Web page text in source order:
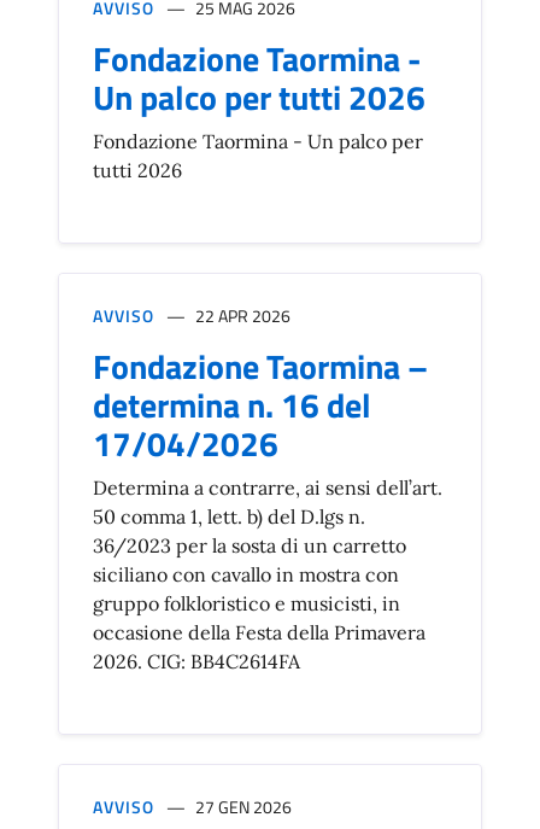
AVVISO 25 MAG 2026
Fondazione Taormina -
Un palco per tutti 2026
Fondazione Taormina - Un palco per
tutti 2026
AVVISO 22 APR 2026
Fondazione Taormina –
determina n. 16 del
17/04/2026
Determina a contrarre, ai sensi dell’art.
50 comma 1, lett. b) del D.lgs n.
36/2023 per la sosta di un carretto
siciliano con cavallo in mostra con
gruppo folkloristico e musicisti, in
occasione della Festa della Primavera
2026. CIG: BB4C2614FA
AVVISO 27 GEN 2026